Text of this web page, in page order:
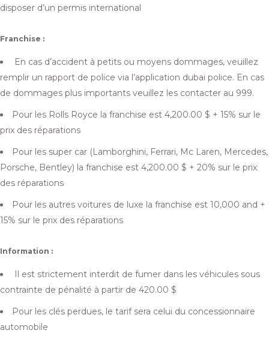
disposer d’un permis international
Franchise :
En cas d’accident à petits ou moyens dommages, veuillez
remplir un rapport de police via l’application dubai police. En cas
de dommages plus importants veuillez les contacter au 999.
Pour les Rolls Royce la franchise est 4,200.00 $ + 15% sur le
prix des réparations
Pour les super car (Lamborghini, Ferrari, Mc Laren, Mercedes,
Porsche, Bentley) la franchise est 4,200.00 $ + 20% sur le prix
des réparations
Pour les autres voitures de luxe la franchise est 10,000 and +
15% sur le prix des réparations
Information :
Il est strictement interdit de fumer dans les véhicules sous
contrainte de pénalité à partir de 420.00 $
Pour les clés perdues, le tarif sera celui du concessionnaire
automobile